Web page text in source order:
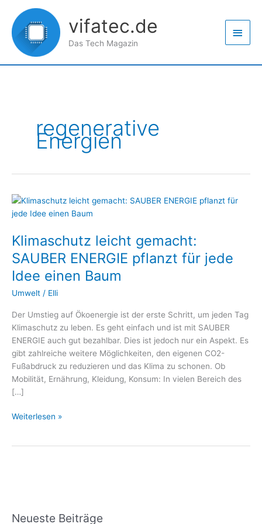
Inhalt
springen
vifatec.de
Das Tech Magazin
regenerative
Energien
Klimaschutz leicht gemacht:
SAUBER ENERGIE pflanzt für jede
Idee einen Baum
Umwelt / Elli
Der Umstieg auf Ökoenergie ist der erste Schritt, um jeden Tag
Klimaschutz zu leben. Es geht einfach und ist mit SAUBER
ENERGIE auch gut bezahlbar. Dies ist jedoch nur ein Aspekt. Es
gibt zahlreiche weitere Möglichkeiten, den eigenen CO2-
Fußabdruck zu reduzieren und das Klima zu schonen. Ob
Mobilität, Ernährung, Kleidung, Konsum: In vielen Bereich des
[…]
Klimaschutz
leicht
SAUBER
ENERGIE
pflanzt
für
jede
einen
Baum
Weiterlesen »
Neueste Beiträge